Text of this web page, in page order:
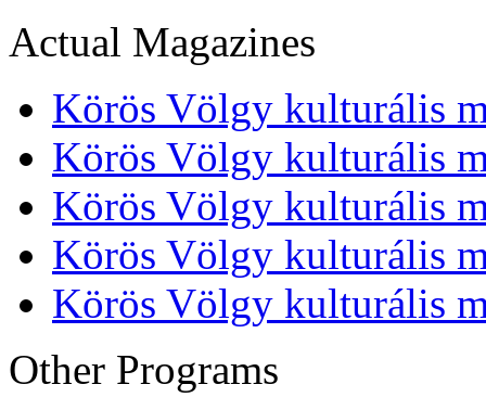
Actual Magazines
Körös Völgy kulturális
Körös Völgy kulturális
Körös Völgy kulturális
Körös Völgy kulturális
Körös Völgy kulturális
Other Programs